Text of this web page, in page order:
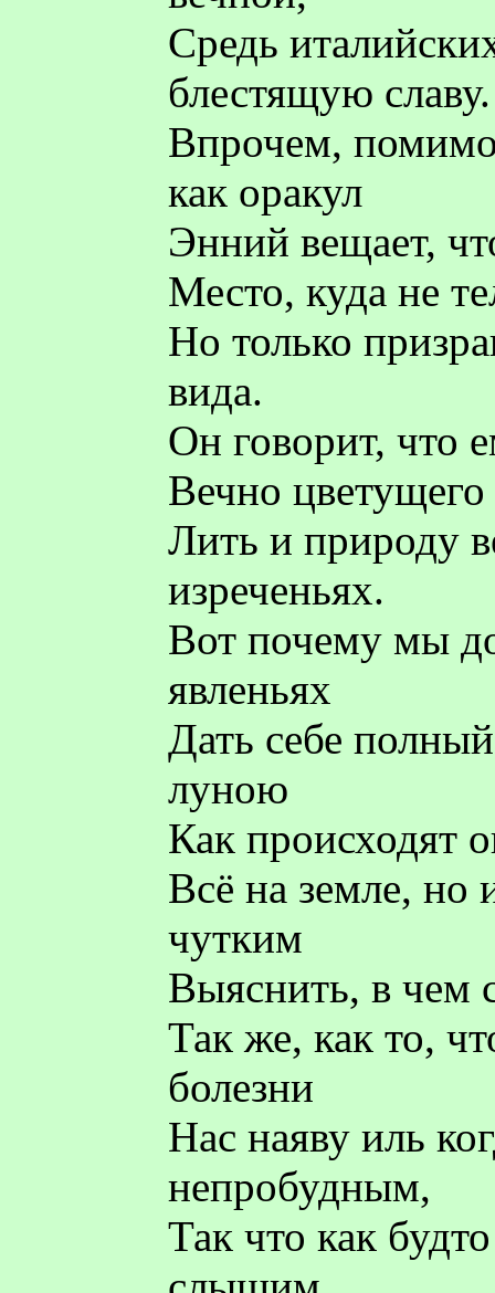
Средь
блестящую славу.
Впрочем, помимо
как оракул
Энний вещает,
Место, куда не
Но только
вида.
Он говорит, что
Вечно
Лить и природу
изреченьях.
Вот почему мы
явленьях
Дать себе
луною
Как происходят
Всё на земле, но
чутким
Выяснить, в чем
Так же, как то,
болезни
Нас наяву иль
непробудным,
Так что как